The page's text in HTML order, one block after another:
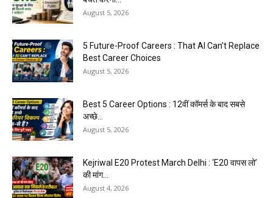
August 5, 2026
5 Future-Proof Careers : That AI Can’t Replace
Best Career Choices
August 5, 2026
Best 5 Career Options : 12वीं कॉमर्स के बाद सबसे
अच्छे...
August 5, 2026
Kejriwal E20 Protest March Delhi : ‘E20 वापस लो’
की मांग...
August 4, 2026